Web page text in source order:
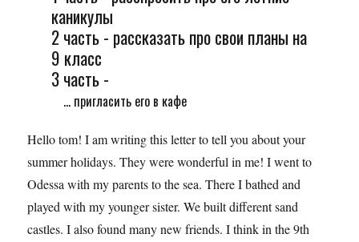
каникулы
2 часть - рассказать про свои планы на
9 класс
3 часть -
... пригласить его в кафе
Hello tom! I am writing this letter to tell you about your
summer holidays. They were wonderful in me! I went to
Odessa with my parents to the sea. There I bathed and
played with my younger sister. We built different sand
castles. I also found many new friends. I think in the 9th